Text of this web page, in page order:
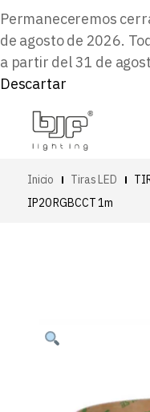
Permaneceremos
de agosto de 2026.
a partir del 31 de
Descartar
Inicio Tiras LED
IP20 RGBCCT 1m